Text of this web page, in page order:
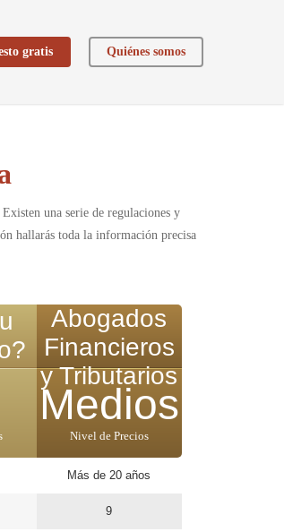
gratis Quiénes somos
una serie de regulaciones y
hallarás toda la información precisa
Abogados
Financieros
y Tributarios
Medios
Nivel de Precios
Más de 20 años
9